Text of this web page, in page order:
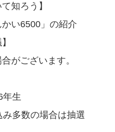
知ろう】
い6500」の紹介
がございます。
年生
多数の場合は抽選